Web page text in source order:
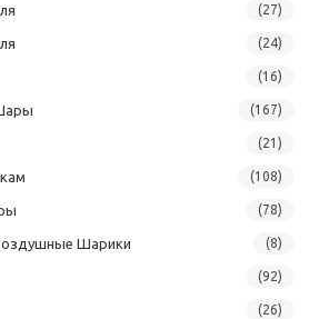
(27)
(24)
(16)
(167)
(21)
(108)
(78)
Шарики (8)
(92)
(26)